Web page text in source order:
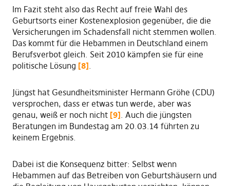
Im Fazit steht also das Recht auf freie Wahl des
Geburtsorts einer Kostenexplosion gegenüber, die die
Versicherungen im Schadensfall nicht stemmen wollen.
Das kommt für die Hebammen in Deutschland einem
Berufsverbot gleich. Seit 2010 kämpfen sie für eine
politische Lösung [8].
Jüngst hat Gesundheitsminister Hermann Gröhe (CDU)
versprochen, dass er etwas tun werde, aber was
genau, weiß er noch nicht [9]. Auch die jüngsten
Beratungen im Bundestag am 20.03.14 führten zu
keinem Ergebnis.
Dabei ist die Konsequenz bitter: Selbst wenn
Hebammen auf das Betreiben von Geburtshäusern und